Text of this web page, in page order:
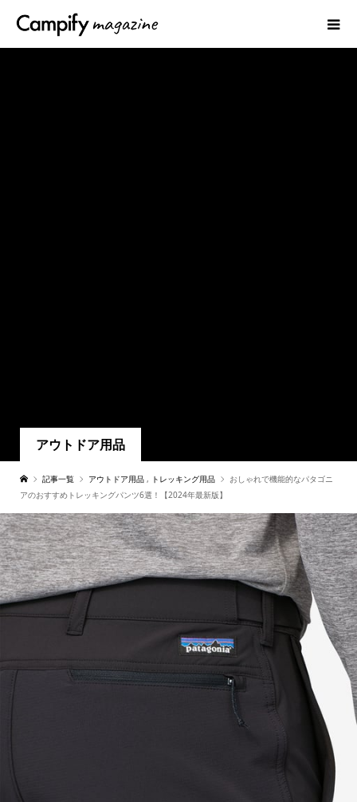
アウトドア用品
記事一覧 アウトドア用品 , トレッキング用品
おしゃれで機能的なパタゴニ
アのおすすめトレッキングパンツ6選！【2024年最新版】